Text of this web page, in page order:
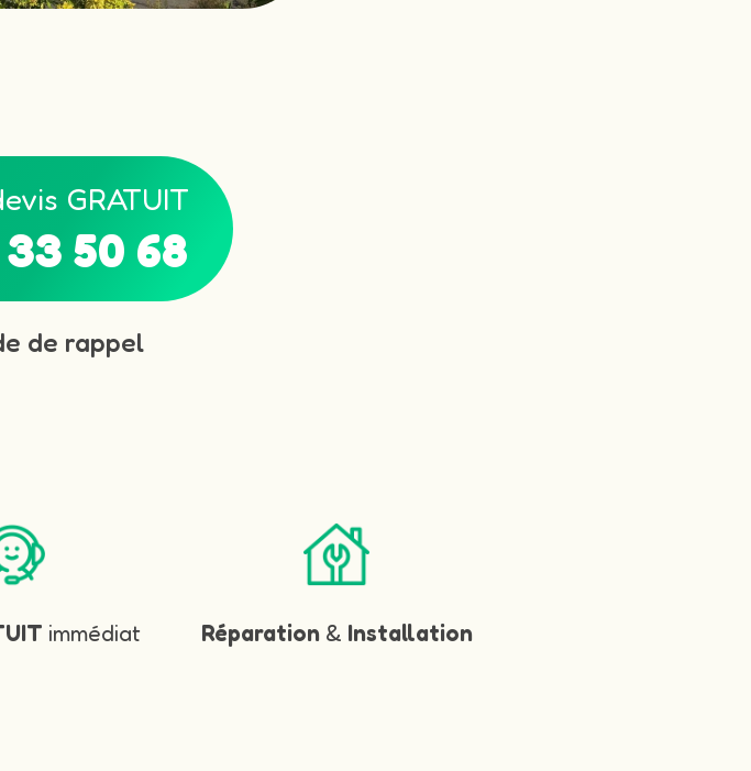
GRATUIT
50 68
de rappel
immédiat Réparation & Installation